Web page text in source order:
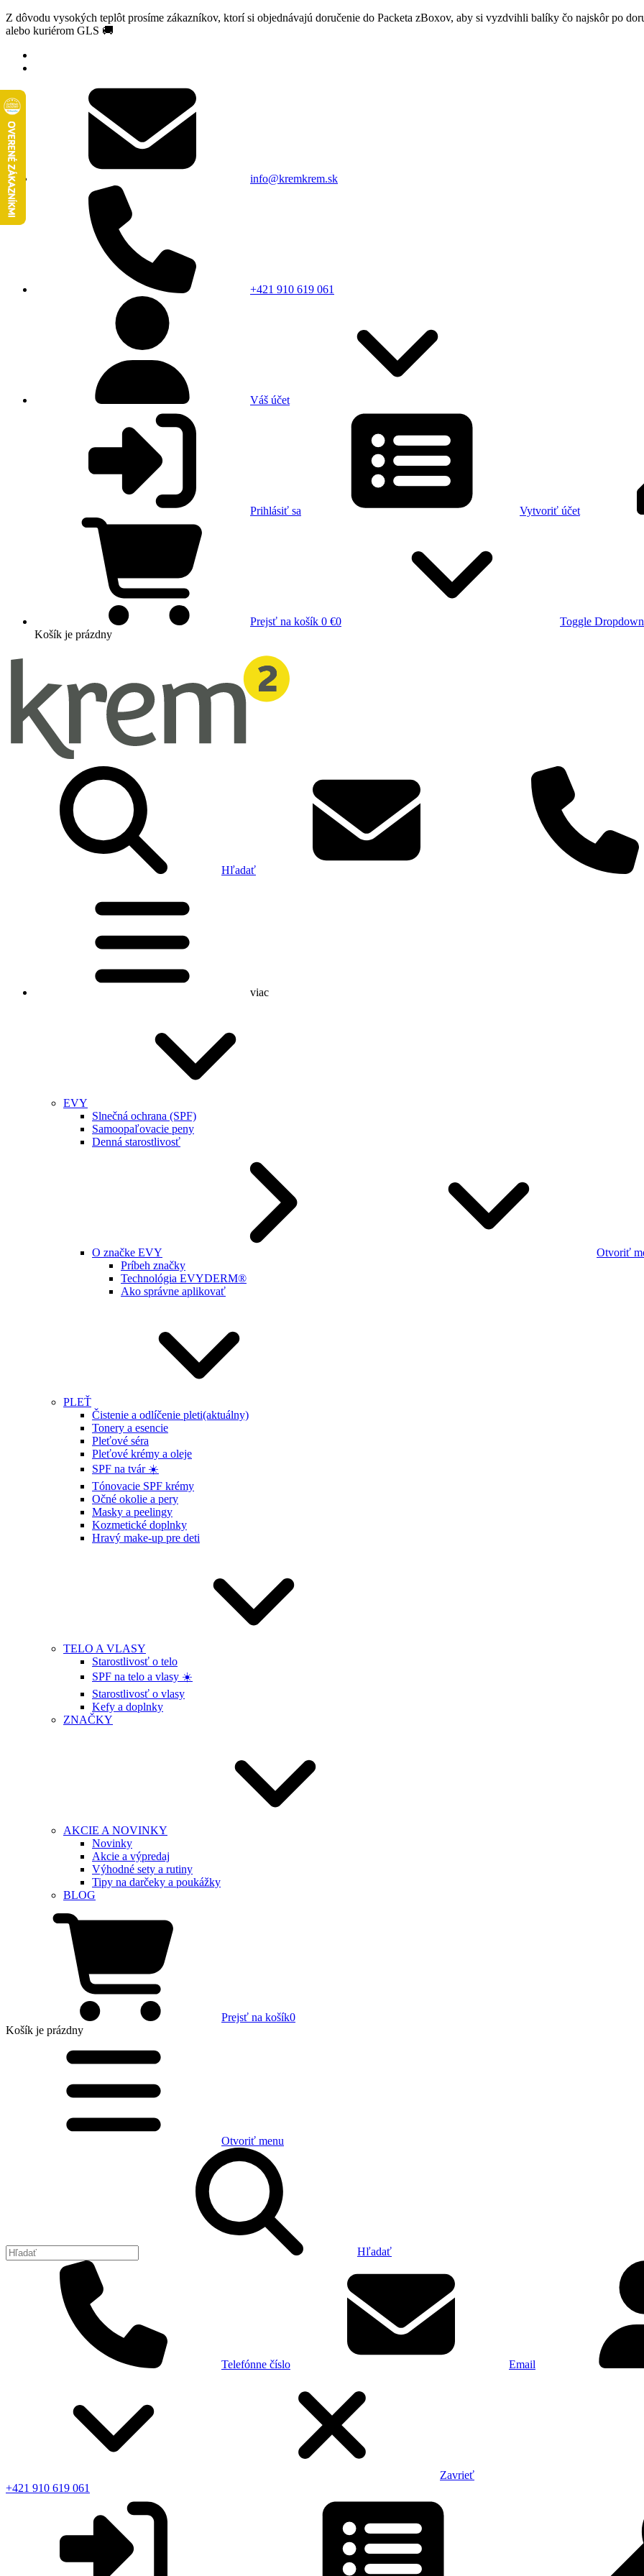
Z dôvodu vysokých teplôt prosíme zákazníkov, ktorí si objednávajú doručenie do Packeta zBoxov, aby si vyzdvihli balíky čo najskôr po
alebo kuriérom GLS 🚚
info@kremkrem.sk
+421 910 619 061
Váš účet
Prihlásiť sa Vytvoriť účet
Prejsť na košík 0 €0
Toggle Dropdown
Košík je prázdny
Hľadať
viac
EVY
Slnečná ochrana (SPF)
Samoopaľovacie peny
Denná starostlivosť
O značke EVY
Otvoriť
Príbeh značky
Technológia EVYDERM®
Ako správne aplikovať
PLEŤ
Čistenie a odlíčenie pleti(aktuálny)
Tonery a esencie
Pleťové séra
Pleťové krémy a oleje
SPF na tvár ☀️
Tónovacie SPF krémy
Očné okolie a pery
Masky a peelingy
Kozmetické doplnky
Hravý make-up pre deti
TELO A VLASY
Starostlivosť o telo
SPF na telo a vlasy ☀️
Starostlivosť o vlasy
Kefy a doplnky
ZNAČKY
AKCIE A NOVINKY
Novinky
Akcie a výpredaj
Výhodné sety a rutiny
Tipy na darčeky a poukážky
BLOG
Prejsť na košík0
Košík je prázdny
Otvoriť menu
Hľadať
Telefónne číslo Email
Zavrieť
+421 910 619 061